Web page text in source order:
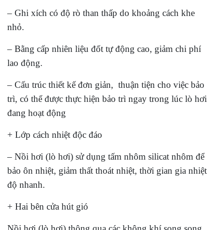
– Ghi xích có độ rò than thấp do khoảng cách khe
nhỏ.
– Bằng cấp nhiên liệu đốt tự động cao, giảm chi phí
lao động.
– Cấu trúc thiết kế đơn giản, thuận tiện cho việc bảo
trì, có thể được thực hiện bảo trì ngay trong lúc lò hơi
đang hoạt động
+ Lớp cách nhiệt độc đáo
– Nồi hơi (lò hơi) sử dụng tấm nhôm silicat nhôm để
bảo ôn nhiệt, giảm thất thoát nhiệt, thời gian gia nhiệt
độ nhanh.
+ Hai bên cửa hút gió